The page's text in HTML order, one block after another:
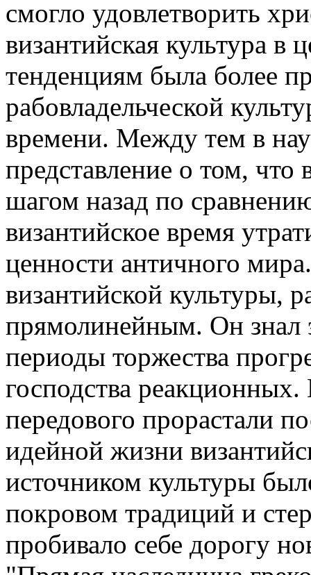
смогло удовлетворить
византийская культура
тенденциям была более
рабовладельческой
времени. Между тем в
представление о том, что
шагом назад по
византийское время
ценности античного
византийской культуры,
прямолинейным. Он знал
периоды торжества
господства
передового прорастали
идейной жизни
источником культуры
покровом традиций и
пробивало себе дорогу